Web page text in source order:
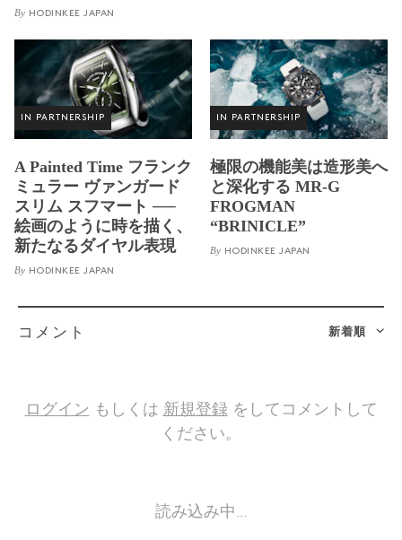
By HODINKEE JAPAN
IN PARTNERSHIP
A Painted Time フランク
ミュラー ヴァンガード
スリム スフマート ──
絵画のように時を描く、
新たなるダイヤル表現
By HODINKEE JAPAN
IN PARTNERSHIP
極限の機能美は造形美へ
と深化する MR-G
FROGMAN
“BRINICLE”
By HODINKEE JAPAN
新着順
コメント
ログイン もしくは 新規登録をしてコメントして
ください。
読み込み中…